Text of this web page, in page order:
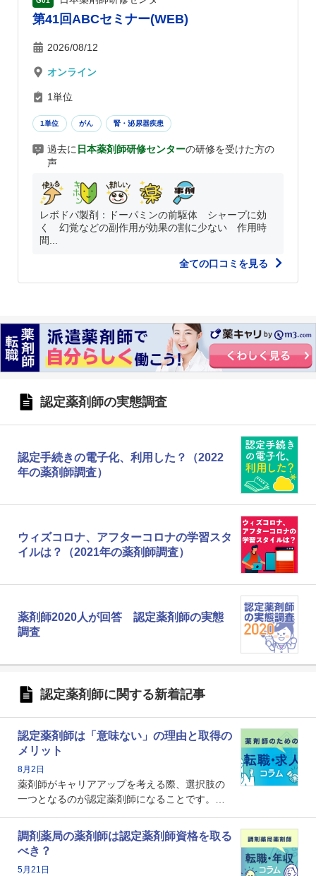
第41回ABCセミナー(WEB)
2026/08/12
オンライン
1単位
1単位 がん 腎・泌尿器疾患
過去に 日本薬剤師研修センターの研修を受けた方の
声
レボドパ製剤：ドーパミンの前駆体 シャープに効
く 幻覚などの副作用が効果の割に少ない 作用時
間...
全ての口コミを見る
認定薬剤師の実態調査
認定手続きの電子化、利用した？（2022
年の薬剤師調査）
ウィズコロナ、アフターコロナの学習スタ
イルは？（2021年の薬剤師調査）
薬剤師2020人が回答 認定薬剤師の実態
調査
認定薬剤師に関する新着記事
認定薬剤師は「意味ない」の理由と取得の
メリット
8月2日
薬剤師がキャリアアップを考える際、選択肢の
一つとなるのが認定薬剤師になることです。し
という声を聞いたことがあるかもしれません。
本記事では、認定薬剤師が「意味ない」といわ
れる理由や、取得するメリット、年収・キャリ
アへの影響を解説します。
調剤薬局の薬剤師は認定薬剤師資格を取る
べき？
5月21日